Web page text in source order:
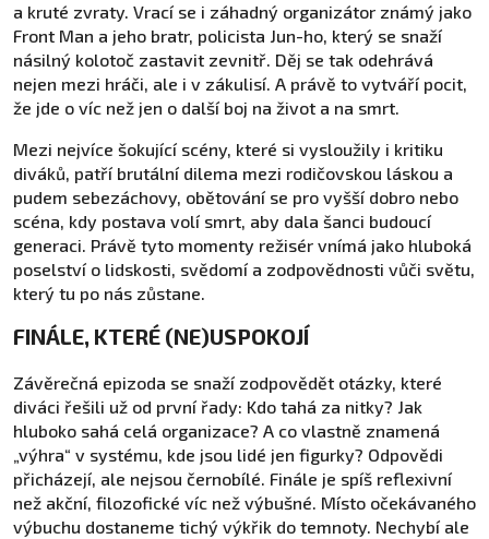
a kruté zvraty. Vrací se i záhadný organizátor známý jako
Front Man a jeho bratr, policista Jun-ho, který se snaží
násilný kolotoč zastavit zevnitř. Děj se tak odehrává
nejen mezi hráči, ale i v zákulisí. A právě to vytváří pocit,
že jde o víc než jen o další boj na život a na smrt.
Mezi nejvíce šokující scény, které si vysloužily i kritiku
diváků, patří brutální dilema mezi rodičovskou láskou a
pudem sebezáchovy, obětování se pro vyšší dobro nebo
scéna, kdy postava volí smrt, aby dala šanci budoucí
generaci. Právě tyto momenty režisér vnímá jako hluboká
poselství o lidskosti, svědomí a zodpovědnosti vůči světu,
který tu po nás zůstane.
FINÁLE, KTERÉ (NE)USPOKOJÍ
Závěrečná epizoda se snaží zodpovědět otázky, které
diváci řešili už od první řady: Kdo tahá za nitky? Jak
hluboko sahá celá organizace? A co vlastně znamená
„výhra“ v systému, kde jsou lidé jen figurky? Odpovědi
přicházejí, ale nejsou černobílé. Finále je spíš reflexivní
než akční, filozofické víc než výbušné. Místo očekávaného
výbuchu dostaneme tichý výkřik do temnoty. Nechybí ale